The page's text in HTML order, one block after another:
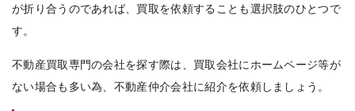
が折り合うのであれば、買取を依頼することも選択肢のひとつで
す。
不動産買取専門の会社を探す際は、買取会社にホームページ等が
ない場合も多い為、不動産仲介会社に紹介を依頼しましょう。